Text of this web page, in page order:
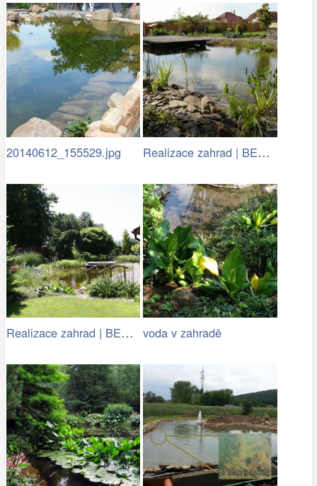
20140612_155529.jpg Realizace zahrad | BENED - zahradní…
Realizace zahrad | BENED - zahradní… voda v zahradě